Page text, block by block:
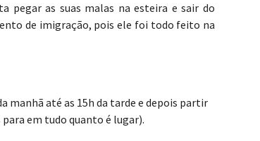
pegar as suas malas na esteira e sair do
de imigração, pois ele foi todo feito na
manhã até as 15h da tarde e depois partir
em tudo quanto é lugar).